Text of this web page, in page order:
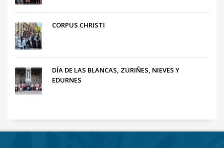
CORPUS CHRISTI
DÍA DE LAS BLANCAS, ZURIÑES, NIEVES Y
EDURNES